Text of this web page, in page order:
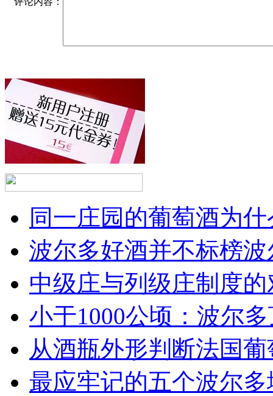
同一庄园的葡萄酒为
波尔多好酒并不标榜
中级庄与列级庄制度
小于1000公顷：波尔
从酒瓶外形判断法国
最应牢记的五个波尔多